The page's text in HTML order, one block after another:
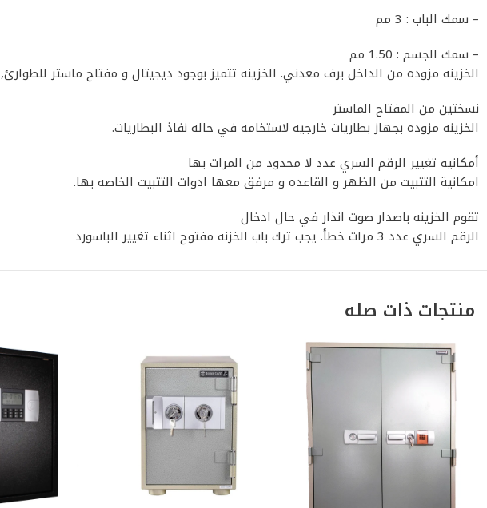
– سمك الباب : 3 مم
– سمك الجسم : 1.50 مم
الخزينه مزوده من الداخل برف معدني. الخزينه تتميز بوجود ديجيتال و مفتاح ماستر للطوارئ,
نسختين من المفتاح الماستر
الخزينه مزوده بجهاز بطاريات خارجيه لاستخامه في حاله نفاذ البطاريات.
أمكانيه تغيير الرقم السري عدد لا محدود من المرات بها
امكانية التثبيت من الظهر و القاعده و مرفق معها ادوات التثبيت الخاصه بها.
تقوم الخزينه باصدار صوت انذار في حال ادخال
الرقم السري عدد 3 مرات خطأ. يجب ترك باب الخزنه مفتوح اثناء تغيير الباسورد
منتجات ذات صله